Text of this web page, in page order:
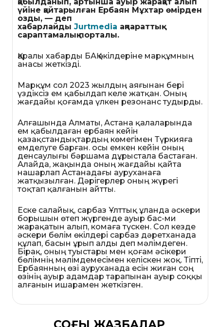
үйіне қайтарылған Ербаян Мұхтар өмірден
озды, — деп
хабарлайды Jurtmedia ақпараттық-
сараптамалық порталы.
Қаралы хабарды БАҚ өкілдеріне марқұмның
анасы жеткізді.
Марқұм сол 2023 жылдың аяғынан бері
үздіксіз ем қабылдап келе жатқан. Оның
жағдайы қоғамда үлкен резонанс тудырды.
Алғашында Алматы, Астана қалаларында
ем қабылдаған ербаян кейін
қазақстандықтардың көмегімен Түркияға
емделуге барған. осы емкен кейін оның
денсаулығы бәршама дұрыстала бастаған.
Алайда, жақында оның жағдайы қайта
нашарлап Астанадағы ауруханаға
жатқызылған. Дәрігерлер оның жүрегі
тоқтап қалғанын айтты.
Еске салайық, сарбаз Ұлттық ұланда әскери
борышын өтеп жүргенде ауыр бас-ми
жарақатын алып, комаға түскен. Сол кезде
әскери бөлім өкілдері сарбаз дәретханада
құлап, басын ұрып алды деп мәлімдеген.
Бірақ, оның туыстары мен қоғам әсікери
бөлімнің мәлімдемесімен келіскен жоқ. Тіпті,
Ербаянның өзі ауруханада есін жиған соң
өзінің ауыр адамдар тарапынан ауыр соққы
алғанын ишарамен жеткізген.